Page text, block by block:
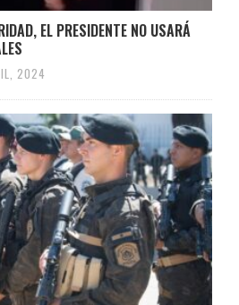
EL PRESIDENTE NO USARÁ
2024